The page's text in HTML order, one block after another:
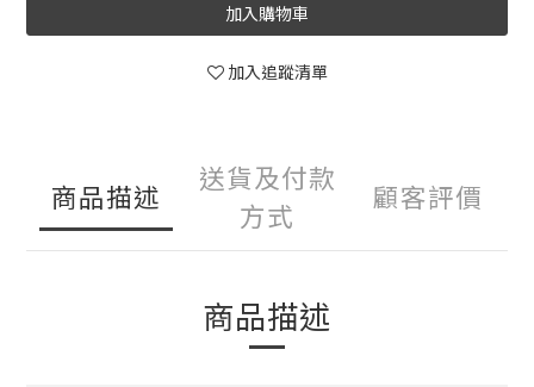
加入購物車
加入追蹤清單
商品描述
送貨及付款
方式
顧客評價
商品描述